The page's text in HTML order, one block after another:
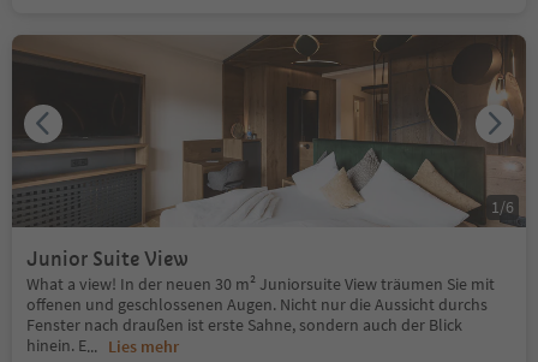
Junior Suite View
What a view! In der neuen 30 m² Juniorsuite View träumen Sie mit
offenen und geschlossenen Augen. Nicht nur die Aussicht durchs
Fenster nach draußen ist erste Sahne, sondern auch der Blick
hinein. E... Lies mehr
1 /6